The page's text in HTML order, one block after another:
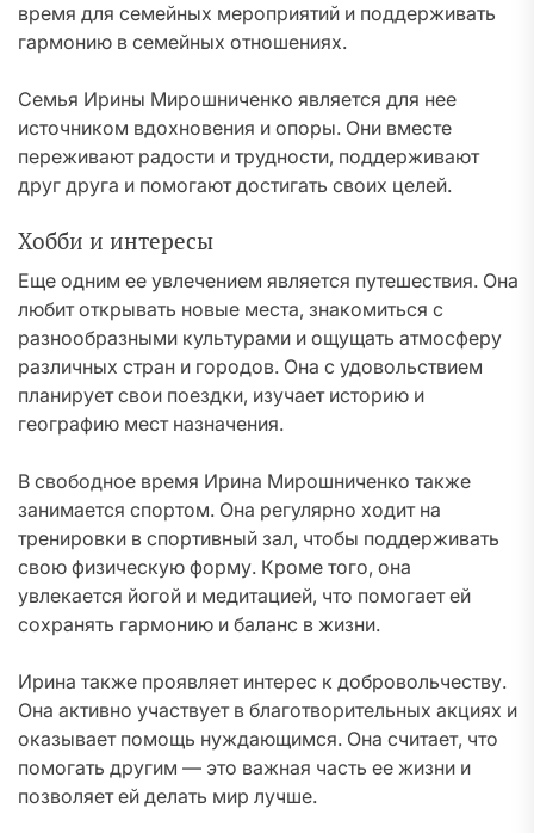
время для семейных мероприятий и поддерживать
гармонию в семейных отношениях.
Семья Ирины Мирошниченко является для нее
источником вдохновения и опоры. Они вместе
переживают радости и трудности, поддерживают
друг друга и помогают достигать своих целей.
Хобби и интересы
Еще одним ее увлечением является путешествия. Она
любит открывать новые места, знакомиться с
разнообразными культурами и ощущать атмосферу
различных стран и городов. Она с удовольствием
планирует свои поездки, изучает историю и
географию мест назначения.
В свободное время Ирина Мирошниченко также
занимается спортом. Она регулярно ходит на
тренировки в спортивный зал, чтобы поддерживать
свою физическую форму. Кроме того, она
увлекается йогой и медитацией, что помогает ей
сохранять гармонию и баланс в жизни.
Ирина также проявляет интерес к добровольчеству.
Она активно участвует в благотворительных акциях и
оказывает помощь нуждающимся. Она считает, что
помогать другим — это важная часть ее жизни и
позволяет ей делать мир лучше.